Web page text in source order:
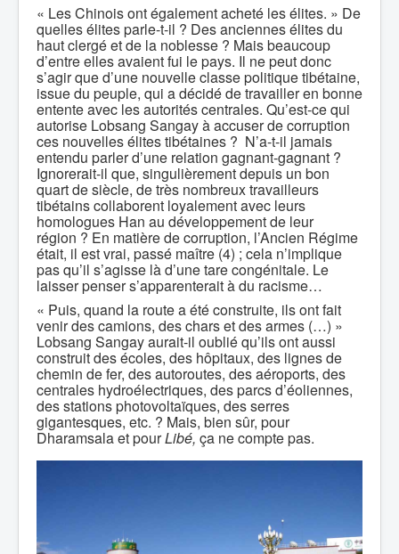
« Les Chinois ont également acheté les élites. » De
quelles élites parle-t-il ? Des anciennes élites du
haut clergé et de la noblesse ? Mais beaucoup
d’entre elles avaient fui le pays. Il ne peut donc
s’agir que d’une nouvelle classe politique tibétaine,
issue du peuple, qui a décidé de travailler en bonne
entente avec les autorités centrales. Qu’est-ce qui
autorise Lobsang Sangay à accuser de corruption
ces nouvelles élites tibétaines ? N’a-t-il jamais
entendu parler d’une relation gagnant-gagnant ?
Ignorerait-il que, singulièrement depuis un bon
quart de siècle, de très nombreux travailleurs
tibétains collaborent loyalement avec leurs
homologues Han au développement de leur
région ? En matière de corruption, l’Ancien Régime
était, il est vrai, passé maître (4) ; cela n’implique
pas qu’il s’agisse là d’une tare congénitale. Le
laisser penser s’apparenterait à du racisme…
« Puis, quand la route a été construite, ils ont fait
venir des camions, des chars et des armes (…) »
Lobsang Sangay aurait-il oublié qu’ils ont aussi
construit des écoles, des hôpitaux, des lignes de
chemin de fer, des autoroutes, des aéroports, des
centrales hydroélectriques, des parcs d’éoliennes,
des stations photovoltaïques, des serres
gigantesques, etc. ? Mais, bien sûr, pour
Dharamsala et pourLibé, ça ne compte pas.